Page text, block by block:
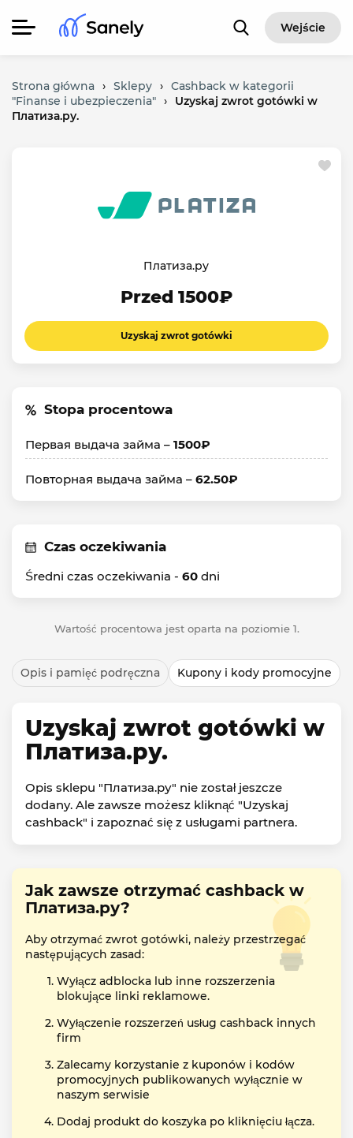
Wejście
Strona główna › Sklepy › Cashback w kategorii
"Finanse i ubezpieczenia" ›
Uzyskaj zwrot gotówki w
Платиза.ру.
Платиза.ру
Przed 1500₽
Uzyskaj zwrot gotówki
Stopa procentowa
Первая выдача займа – 1500₽
Повторная выдача займа – 62.50₽
Czas oczekiwania
Średni czas oczekiwania - 60 dni
Wartość procentowa jest oparta na poziomie 1.
Opis i pamięć podręczna Kupony i kody promocyjne
Uzyskaj zwrot gotówki w
Платиза.ру.
Opis sklepu "Платиза.ру" nie został jeszcze
dodany. Ale zawsze możesz kliknąć "Uzyskaj
cashback" i zapoznać się z usługami partnera.
Jak zawsze otrzymać cashback w
Платиза.ру?
Aby otrzymać zwrot gotówki, należy przestrzegać
następujących zasad:
Wyłącz adblocka lub inne rozszerzenia
blokujące linki reklamowe.
Wyłączenie rozszerzeń usług cashback innych
firm
Zalecamy korzystanie z kuponów i kodów
promocyjnych publikowanych wyłącznie w
naszym serwisie
Dodaj produkt do koszyka po kliknięciu łącza.